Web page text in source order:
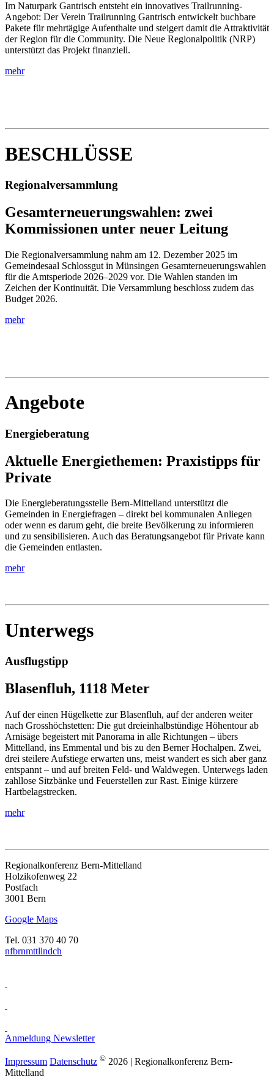
Im Naturpark Gantrisch entsteht ein innovatives Trailrunning-
Angebot: Der Verein Trailrunning Gantrisch entwickelt buchbare
Pakete für mehrtägige Aufenthalte und steigert damit die Attraktivität
der Region für die Community. Die Neue Regionalpolitik (NRP)
unterstützt das Projekt finanziell.
mehr
BESCHLÜSSE
Regionalversammlung
Gesamterneuerungswahlen: zwei
Kommissionen unter neuer Leitung
Die Regionalversammlung nahm am 12. Dezember 2025 im
Gemeindesaal Schlossgut in Münsingen Gesamterneuerungswahlen
für die Amtsperiode 2026–2029 vor. Die Wahlen standen im
Zeichen der Kontinuität. Die Versammlung beschloss zudem das
Budget 2026.
mehr
Angebote
Energieberatung
Aktuelle Energiethemen: Praxistipps für
Private
Die Energieberatungsstelle Bern-Mittelland unterstützt die
Gemeinden in Energiefragen – direkt bei kommunalen Anliegen
oder wenn es darum geht, die breite Bevölkerung zu informieren
und zu sensibilisieren. Auch das Beratungsangebot für Private kann
die Gemeinden entlasten.
mehr
Unterwegs
Ausflugstipp
Blasenfluh, 1118 Meter
Auf der einen Hügelkette zur Blasenfluh, auf der anderen weiter
nach Grosshöchstetten: Die gut dreieinhalbstündige Höhentour ab
Arnisäge begeistert mit Panorama in alle Richtungen – übers
Mittelland, ins Emmental und bis zu den Berner Hochalpen. Zwei,
drei steilere Aufstiege erwarten uns, meist wandert es sich aber ganz
entspannt – und auf breiten Feld- und Waldwegen. Unterwegs laden
zahllose Sitzbänke und Feuerstellen zur Rast. Einige kürzere
Hartbelagstrecken.
mehr
Regionalkonferenz Bern-Mittelland
Holzikofenweg 22
Postfach
3001 Bern
Google Maps
Tel. 031 370 40 70
nfbrnmttllndch
Anmeldung Newsletter
Impressum Datenschutz © 2026 | Regionalkonferenz Bern-
Mittelland